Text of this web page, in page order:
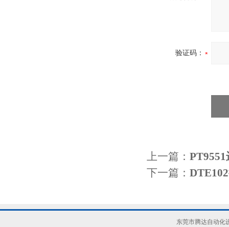
验证码：
上一篇：
下一篇：
东莞市腾达自动化